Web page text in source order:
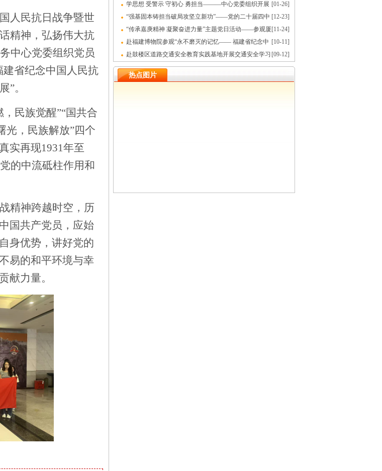
人民抗日战争暨世
精神，弘扬伟大抗
中心党委组织党员
省纪念中国人民抗
”。
，民族觉醒”“国共合
光，民族解放”四个
实再现1931年至
的中流砥柱作用和
精神跨越时空，历
国共产党员 ，应始
身优势，讲好党的
易的和平环境与幸
献力量。
[01-26]
学思想 受警示 守初心 勇担当———中心党委组织开展
学习周活动
[12-23]
“强基固本铸担当破局攻坚立新功”——党的二十届四中
全会精神党课
[11-24]
“传承嘉庚精神 凝聚奋进力量”主题党日活动——参观厦
门陈嘉庚纪念馆
[10-11]
赴福建博物院参观“永不磨灭的记忆—— 福建省纪念中
国人民抗日战争暨世界反法西斯战争胜利80周年文献展” [09-12]
赴鼓楼区道路交通安全教育实践基地开展交通安全学习
教育主题党日活动
热点图片